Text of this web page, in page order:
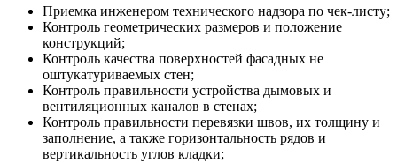
Приемка инженером технического надзора по чек-листу;
Контроль геометрических размеров и положение
конструкций;
Контроль качества поверхностей фасадных не
оштукатуриваемых стен;
Контроль правильности устройства дымовых и
вентиляционных каналов в стенах;
Контроль правильности перевязки швов, их толщину и
заполнение, а также горизонтальность рядов и
вертикальность углов кладки;